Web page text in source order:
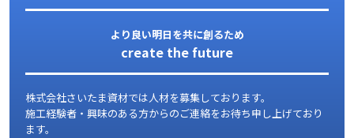
より良い明日を共に創るため
create the future
株式会社さいたま資材では人材を募集しております。
施工経験者・興味のある方からのご連絡をお待ち申し上げており
ます。